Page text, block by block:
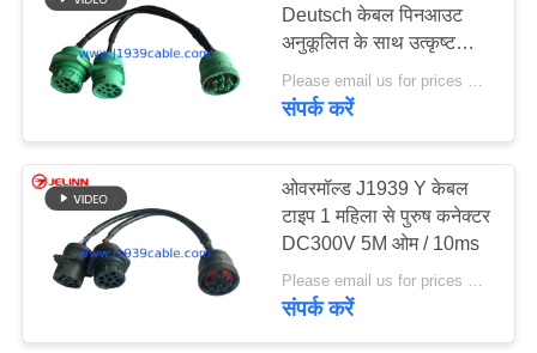
RP1226 केबल
Deutsch केबल पिनआउट
अनुकूलित के साथ उत्कृष्ट
कनेक्टिविटी टाइप करें
Please email us for prices MOQ:100 पीसी
संपर्क करें
ओवरमॉल्ड J1939 Y केबल
टाइप 1 महिला से पुरुष कनेक्टर
DC300V 5M ओम / 10ms
Please email us for prices MOQ:100 पीसी
संपर्क करें